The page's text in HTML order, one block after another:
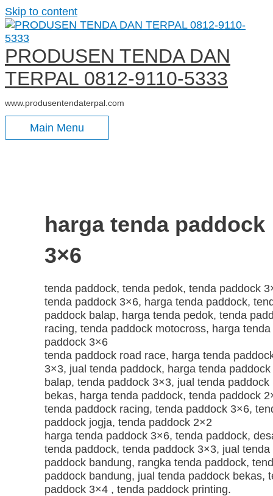
Skip to content
PRODUSEN TENDA DAN
TERPAL 0812-9110-5333
www.produsentendaterpal.com
Main Menu
harga tenda paddock
3×6
tenda paddock, tenda pedok, tenda paddock
tenda paddock 3×6, harga tenda paddock,
paddock balap, harga tenda pedok, tenda
racing, tenda paddock motocross, harga tenda
paddock 3×6
tenda paddock road race, harga tenda
3×3, jual tenda paddock, harga tenda paddock
balap, tenda paddock 3×3, jual tenda paddock
bekas, harga tenda paddock, tenda paddock
tenda paddock racing, tenda paddock 3×6,
paddock jogja, tenda paddock 2×2
harga tenda paddock 3×6, tenda paddock,
tenda paddock, tenda paddock 3×3, jual tenda
paddock bandung, rangka tenda paddock,
paddock bandung, jual tenda paddock bekas,
paddock 3×4 , tenda paddock printing.